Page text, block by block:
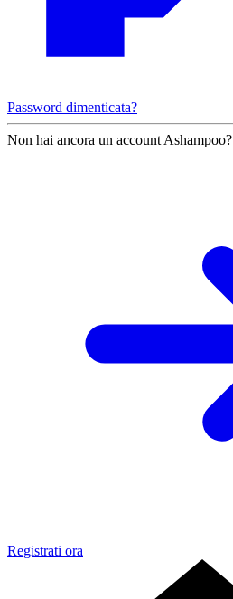
Password dimenticata?
Non hai ancora un account Ashampoo?
Registrati ora